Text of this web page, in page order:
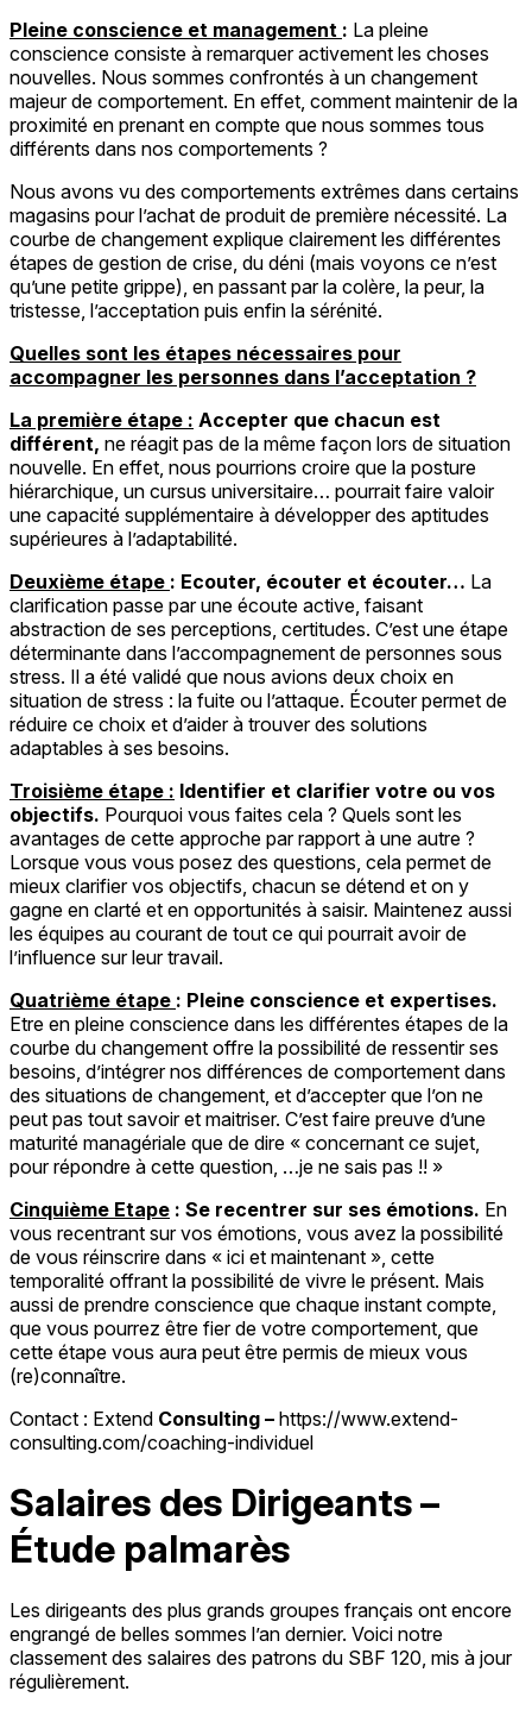
Pleine conscience et management : La pleine
conscience consiste à remarquer activement les choses
nouvelles. Nous sommes confrontés à un changement
majeur de comportement. En effet, comment maintenir de la
proximité en prenant en compte que nous sommes tous
différents dans nos comportements ?
Nous avons vu des comportements extrêmes dans certains
magasins pour l’achat de produit de première nécessité. La
courbe de changement explique clairement les différentes
étapes de gestion de crise, du déni (mais voyons ce n’est
qu’une petite grippe), en passant par la colère, la peur, la
tristesse, l’acceptation puis enfin la sérénité.
Quelles sont les étapes nécessaires pour
accompagner les personnes dans l’acceptation ?
La première étape : Accepter que chacun est
différent, ne réagit pas de la même façon lors de situation
nouvelle. En effet, nous pourrions croire que la posture
hiérarchique, un cursus universitaire… pourrait faire valoir
une capacité supplémentaire à développer des aptitudes
supérieures à l’adaptabilité.
Deuxième étape : Ecouter, écouter et écouter… La
clarification passe par une écoute active, faisant
abstraction de ses perceptions, certitudes. C’est une étape
déterminante dans l’accompagnement de personnes sous
stress. Il a été validé que nous avions deux choix en
situation de stress : la fuite ou l’attaque. Écouter permet de
réduire ce choix et d’aider à trouver des solutions
adaptables à ses besoins.
Troisième étape : Identifier et clarifier votre ou vos
objectifs. Pourquoi vous faites cela ? Quels sont les
avantages de cette approche par rapport à une autre ?
Lorsque vous vous posez des questions, cela permet de
mieux clarifier vos objectifs, chacun se détend et on y
gagne en clarté et en opportunités à saisir. Maintenez aussi
les équipes au courant de tout ce qui pourrait avoir de
l’influence sur leur travail.
Quatrième étape : Pleine conscience et expertises.
Etre en pleine conscience dans les différentes étapes de la
courbe du changement offre la possibilité de ressentir ses
besoins, d’intégrer nos différences de comportement dans
des situations de changement, et d’accepter que l’on ne
peut pas tout savoir et maitriser. C’est faire preuve d’une
maturité managériale que de dire « concernant ce sujet,
pour répondre à cette question, …je ne sais pas !! »
Cinquième Etape : Se recentrer sur ses émotions. En
vous recentrant sur vos émotions, vous avez la possibilité
de vous réinscrire dans « ici et maintenant », cette
temporalité offrant la possibilité de vivre le présent. Mais
aussi de prendre conscience que chaque instant compte,
que vous pourrez être fier de votre comportement, que
cette étape vous aura peut être permis de mieux vous
(re)connaître.
Contact : Extend Consulting – https://www.extend-
consulting.com/coaching-individuel
Salaires des Dirigeants –
Étude palmarès
Les dirigeants des plus grands groupes français ont encore
engrangé de belles sommes l’an dernier. Voici notre
classement des salaires des patrons du SBF 120, mis à jour
régulièrement.